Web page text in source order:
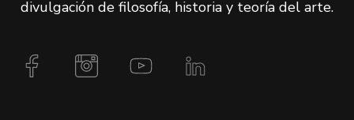
divulgación de filosofía, historia y teoría del arte.